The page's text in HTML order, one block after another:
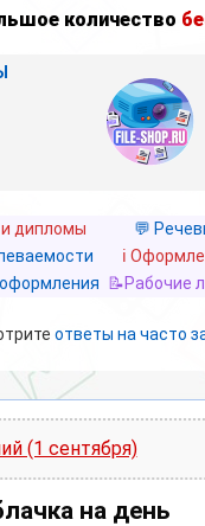
количество
дипломы 💬
ℹ️
📝Рабочие
ответы на часто
(1 сентября)
на день